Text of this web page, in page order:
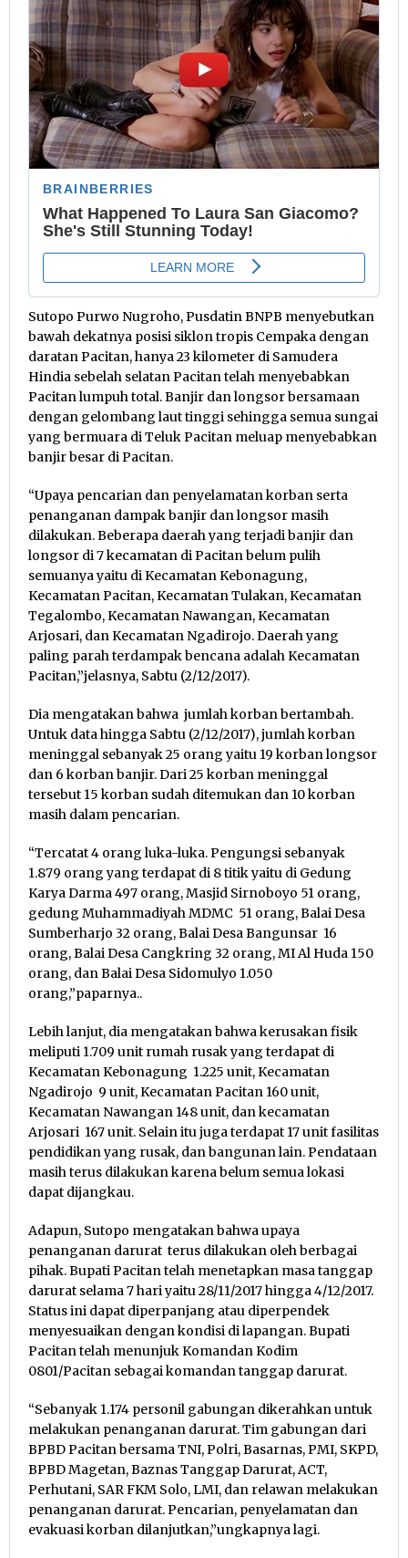
Sutopo Purwo Nugroho, Pusdatin BNPB menyebutkan
bawah dekatnya posisi siklon tropis Cempaka dengan
daratan Pacitan, hanya 23 kilometer di Samudera
Hindia sebelah selatan Pacitan telah menyebabkan
Pacitan lumpuh total. Banjir dan longsor bersamaan
dengan gelombang laut tinggi sehingga semua sungai
yang bermuara di Teluk Pacitan meluap menyebabkan
banjir besar di Pacitan.
“Upaya pencarian dan penyelamatan korban serta
penanganan dampak banjir dan longsor masih
dilakukan. Beberapa daerah yang terjadi banjir dan
longsor di 7 kecamatan di Pacitan belum pulih
semuanya yaitu di Kecamatan Kebonagung,
Kecamatan Pacitan, Kecamatan Tulakan, Kecamatan
Tegalombo, Kecamatan Nawangan, Kecamatan
Arjosari, dan Kecamatan Ngadirojo. Daerah yang
paling parah terdampak bencana adalah Kecamatan
Pacitan,”jelasnya, Sabtu (2/12/2017).
Dia mengatakan bahwa jumlah korban bertambah.
Untuk data hingga Sabtu (2/12/2017), jumlah korban
meninggal sebanyak 25 orang yaitu 19 korban longsor
dan 6 korban banjir. Dari 25 korban meninggal
tersebut 15 korban sudah ditemukan dan 10 korban
masih dalam pencarian.
“Tercatat 4 orang luka-luka. Pengungsi sebanyak
1.879 orang yang terdapat di 8 titik yaitu di Gedung
Karya Darma 497 orang, Masjid Sirnoboyo 51 orang,
gedung Muhammadiyah MDMC 51 orang, Balai Desa
Sumberharjo 32 orang, Balai Desa Bangunsar 16
orang, Balai Desa Cangkring 32 orang, MI Al Huda 150
orang, dan Balai Desa Sidomulyo 1.050
orang,”paparnya..
Lebih lanjut, dia mengatakan bahwa kerusakan fisik
meliputi 1.709 unit rumah rusak yang terdapat di
Kecamatan Kebonagung 1.225 unit, Kecamatan
Ngadirojo 9 unit, Kecamatan Pacitan 160 unit,
Kecamatan Nawangan 148 unit, dan kecamatan
Arjosari 167 unit. Selain itu juga terdapat 17 unit fasilitas
pendidikan yang rusak, dan bangunan lain. Pendataan
masih terus dilakukan karena belum semua lokasi
dapat dijangkau.
Adapun, Sutopo mengatakan bahwa upaya
penanganan darurat terus dilakukan oleh berbagai
pihak. Bupati Pacitan telah menetapkan masa tanggap
darurat selama 7 hari yaitu 28/11/2017 hingga 4/12/2017.
Status ini dapat diperpanjang atau diperpendek
menyesuaikan dengan kondisi di lapangan. Bupati
Pacitan telah menunjuk Komandan Kodim
0801/Pacitan sebagai komandan tanggap darurat.
“Sebanyak 1.174 personil gabungan dikerahkan untuk
melakukan penanganan darurat. Tim gabungan dari
BPBD Pacitan bersama TNI, Polri, Basarnas, PMI, SKPD,
BPBD Magetan, Baznas Tanggap Darurat, ACT,
Perhutani, SAR FKM Solo, LMI, dan relawan melakukan
penanganan darurat. Pencarian, penyelamatan dan
evakuasi korban dilanjutkan,”ungkapnya lagi.